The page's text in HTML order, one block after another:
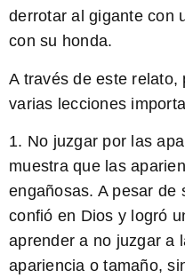
derrotar al gigante con
con su honda.
A través de este
varias lecciones
1. No juzgar por las
muestra que las
engañosas. A pesar de
confió en Dios y logró
aprender a no juzgar a
apariencia o tamaño,